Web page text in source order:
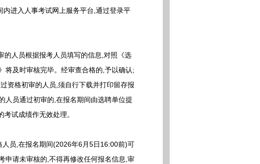
进入人事考试网上服务平台,通过登录平
人员根据报考人员填写的信息,对照《选
将及时审核完毕。经审查合格的,予以确认;
资格初审的人员,须自行下载并打印留存报
人员通过初审的,在报名期间由选聘单位提
试成绩作无效处理。
员,在报名期间(2026年6月5日16:00前)可
申请未审核的,不得再修改任何报名信息,审